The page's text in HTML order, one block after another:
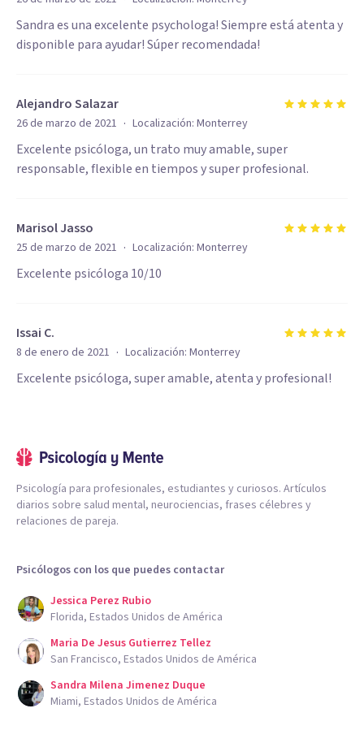
Sandra es una excelente psychologa! Siempre está atenta y
disponible para ayudar! Súper recomendada!
Alejandro Salazar
26 de marzo de 2021 · Localización: Monterrey
Excelente psicóloga, un trato muy amable, super
responsable, flexible en tiempos y super profesional.
Marisol Jasso
25 de marzo de 2021 · Localización: Monterrey
Excelente psicóloga 10/10
Issai C.
8 de enero de 2021 · Localización: Monterrey
Excelente psicóloga, super amable, atenta y profesional!
Psicología para profesionales, estudiantes y curiosos. Artículos
diarios sobre salud mental, neurociencias, frases célebres y
relaciones de pareja.
Psicólogos con los que puedes contactar
Jessica Perez Rubio
Florida, Estados Unidos de América
Maria De Jesus Gutierrez Tellez
San Francisco, Estados Unidos de América
Sandra Milena Jimenez Duque
Miami, Estados Unidos de América